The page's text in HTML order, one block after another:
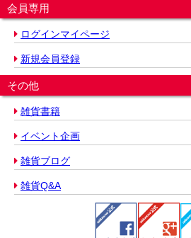
会員専用
ログインマイページ
新規会員登録
その他
雑貨書籍
イベント企画
雑貨ブログ
雑貨Q&A